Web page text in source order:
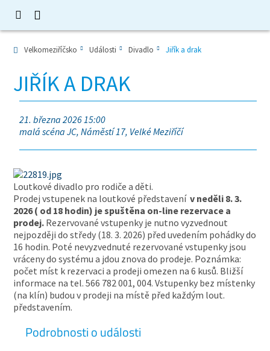
Velkomeziříčsko Události Divadlo Jiřík a drak
JIŘÍK A DRAK
21. března 2026 15:00
malá scéna JC, Náměstí 17, Velké Meziříčí
Loutkové divadlo pro rodiče a děti.
Prodej vstupenek na loutkové představenív neděli 8. 3.
2026 ( od 18 hodin) je spuštěna on-line rezervace a
prodej. Rezervované vstupenky je nutno vyzvednout
nejpozději do středy (18. 3. 2026) před uvedením pohádky do
16 hodin. Poté nevyzvednuté rezervované vstupenky jsou
vráceny do systému a jdou znova do prodeje. Poznámka:
počet míst k rezervaci a prodeji omezen na 6 kusů. Bližší
informace na tel. 566 782 001, 004. Vstupenky bez místenky
(na klín) budou v prodeji na místě před každým lout.
představením.
Podrobnosti o události